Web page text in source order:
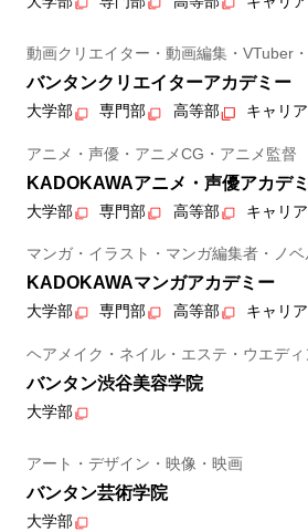
動画クリエイター・動画編集・VTuber
バンタンクリエイターアカデミー
大学部 専門部 高等部 キャリア
アニメ・声優・アニメCG・アニメ監督
KADOKAWAアニメ・声優アカデ
大学部 専門部 高等部 キャリア
マンガ・イラスト・マンガ編集者・ノベ
KADOKAWAマンガアカデミー
大学部 専門部 高等部 キャリア
ヘアメイク・ネイル・エステ・ウエディ
バンタン渋谷美容学院
大学部
アート・デザイン・映像・映画
バンタン芸術学院
大学部